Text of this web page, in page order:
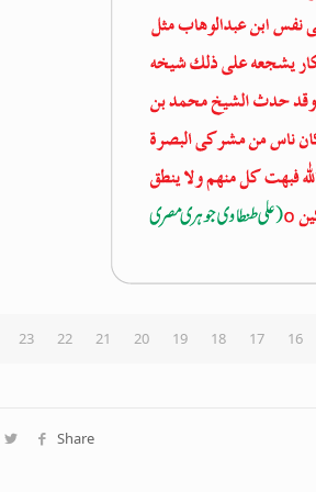
16
17
18
19
20
21
22
23
Share